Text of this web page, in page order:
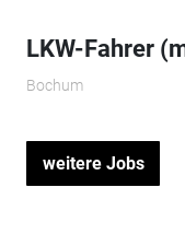
LKW-Fahrer
Bochum
weitere Jobs